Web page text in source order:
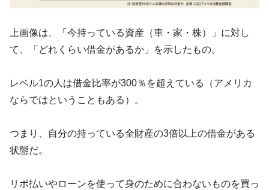
上画像は、「今持っている資産（車・家・株）」に対し
て、「どれくらい借金があるか」を示したもの。
レベル1の人は借金比率が300％を超えている（アメリカ
ならではということもある）。
つまり、自分の持っている全財産の3倍以上の借金がある
状態だ。
リボ払いやローンを使って身のために合わないものを買っ